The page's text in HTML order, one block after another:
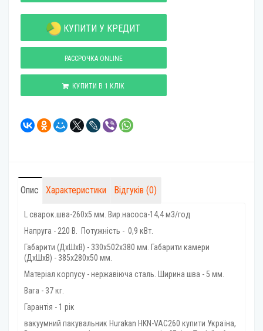
КУПИТИ У КРЕДИТ
РАССРОЧКА ONLINE
КУПИТИ В 1 КЛІК
Опис Характеристики Відгуків (0)
L сварок.шва-260х5 мм. Вир.насоса-14,4 м3/год
Напруга - 220 В. Потужність - 0,9 кВт.
Габарити (ДхШхВ) - 330х502х380 мм. Габарити камери
(ДхШхВ) - 385х280х50 мм.
Матеріал корпусу - нержавіюча сталь. Ширина шва - 5 мм.
Вага - 37 кг.
Гарантія - 1 рік
вакуумний пакувальник Hurakan HKN-VAC260 купити Україна,